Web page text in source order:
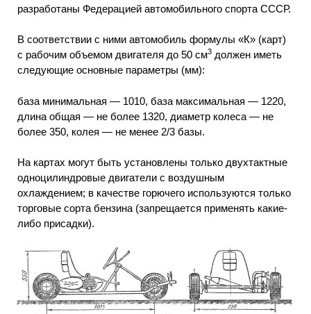
разработаны Федерацией автомобильного спорта СССР.
В соответствии с ними автомобиль формулы «К» (карт)
с рабочим объемом двигателя до 50 см3 должен иметь
следующие основные параметры (мм):
база минимальная — 1010, база максимальная — 1220,
длина общая — не более 1320, диаметр колеса — не
более 350, колея — не менее 2/3 базы.
На картах могут быть установлены только двухтактные
одноцилиндровые двигатели с воздушным
охлаждением; в качестве горючего используются только
торговые сорта бензина (запрещается применять какие-
либо присадки).